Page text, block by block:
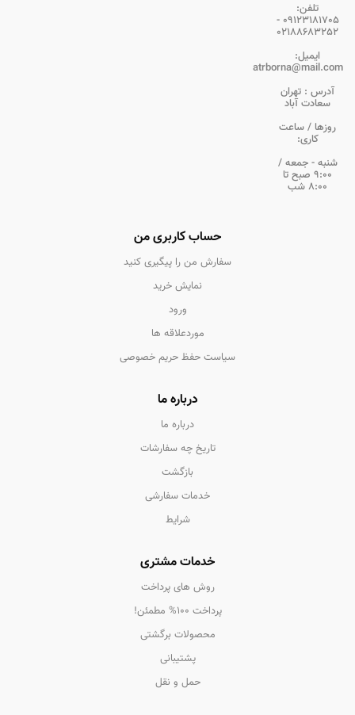
تلفن:
09123181705 -
02188683252
ایمیل:
atrborna@mail.com
آدرس : تهران
سعادت آباد
روزها / ساعت
کاری:
شنبه - جمعه /
9:00 صبح تا
8:00 شب
حساب کاربری من
سفارش من را پیگیری کنید
نمایش خرید
ورود
موردعلاقه ها
سیاست حفظ حریم خصوصی
درباره ما
درباره ما
تاریخ چه سفارشات
بازگشت
خدمات سفارشی
شرایط
خدمات مشتری
روش های پرداخت
پرداخت 100% مطمئن!
محصولات برگشتی
پشتیبانی
حمل و نقل